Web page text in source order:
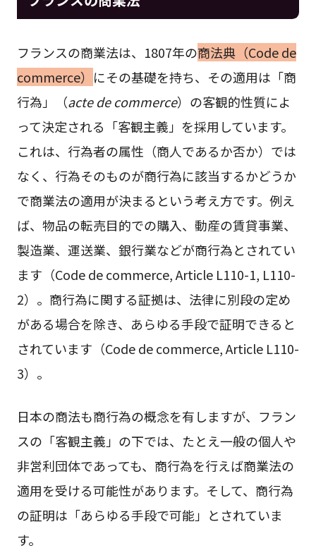
フランスの商業法は、1807年の商法典（Code de
commerce） にその基礎を持ち、その適用は「商
行為」（acte de commerce）の客観的性質によ
って決定される「客観主義」を採用しています。
これは、行為者の属性（商人であるか否か）では
なく、行為そのものが商行為に該当するかどうか
で商業法の適用が決まるという考え方です。例え
ば、物品の転売目的での購入、動産の賃貸事業、
製造業、運送業、銀行業などが商行為とされてい
ます（Code de commerce, Article L110-1, L110-
2）。商行為に関する証拠は、法律に別段の定め
がある場合を除き、あらゆる手段で証明できると
されています（Code de commerce, Article L110-
3）。
日本の商法も商行為の概念を有しますが、フラン
スの「客観主義」の下では、たとえ一般の個人や
非営利団体であっても、商行為を行えば商業法の
適用を受ける可能性があります。そして、商行為
の証明は「あらゆる手段で可能」とされていま
す。